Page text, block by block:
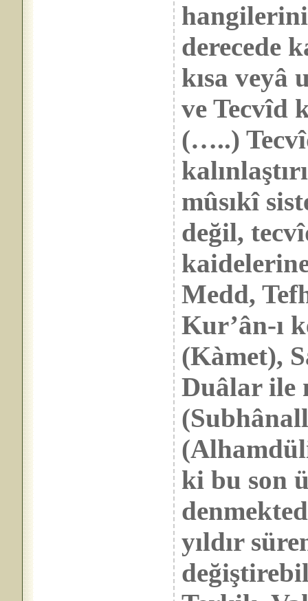
derecede
kısa veyâ
ve Tecvîd
(…..)
mûsıkî
değil,
Medd,
Kur’ân-ı
(Kàmet),
Duâlar ile
ki bu son
yıldır